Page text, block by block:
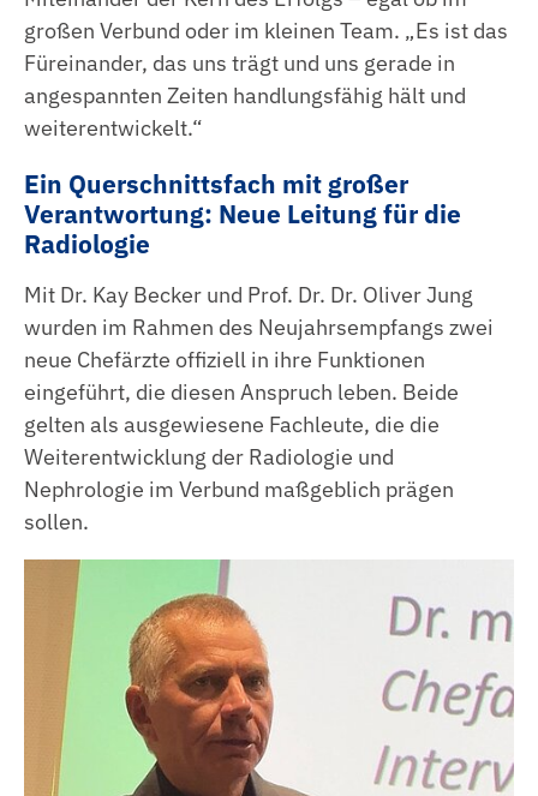
großen Verbund oder im kleinen Team. „Es ist das
Füreinander, das uns trägt und uns gerade in
angespannten Zeiten handlungsfähig hält und
weiterentwickelt.“
Ein Querschnittsfach mit großer
Verantwortung: Neue Leitung für die
Radiologie
Mit Dr. Kay Becker und Prof. Dr. Dr. Oliver Jung
wurden im Rahmen des Neujahrsempfangs zwei
neue Chefärzte offiziell in ihre Funktionen
eingeführt, die diesen Anspruch leben. Beide
gelten als ausgewiesene Fachleute, die die
Weiterentwicklung der Radiologie und
Nephrologie im Verbund maßgeblich prägen
sollen.